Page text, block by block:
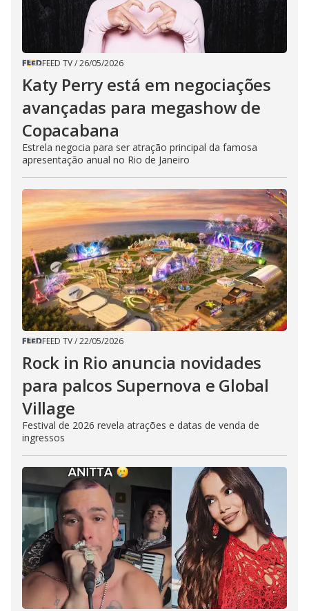
FEED TV/26/05/2026
Katy Perry está em negociações
avançadas para megashow de
Copacabana
Estrela negocia para ser atração principal da famosa
apresentação anual no Rio de Janeiro
FEED TV/22/05/2026
Rock in Rio anuncia novidades
para palcos Supernova e Global
Village
Festival de 2026 revela atrações e datas de venda de
ingressos